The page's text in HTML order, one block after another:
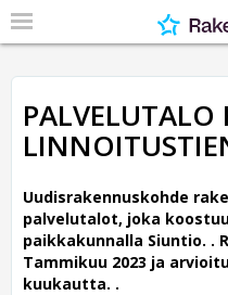
Uudisrakennuskohde
palvelutalot, joka
paikkakunnalla Siuntio. .
Tammikuu 2023 ja
kuukautta. .